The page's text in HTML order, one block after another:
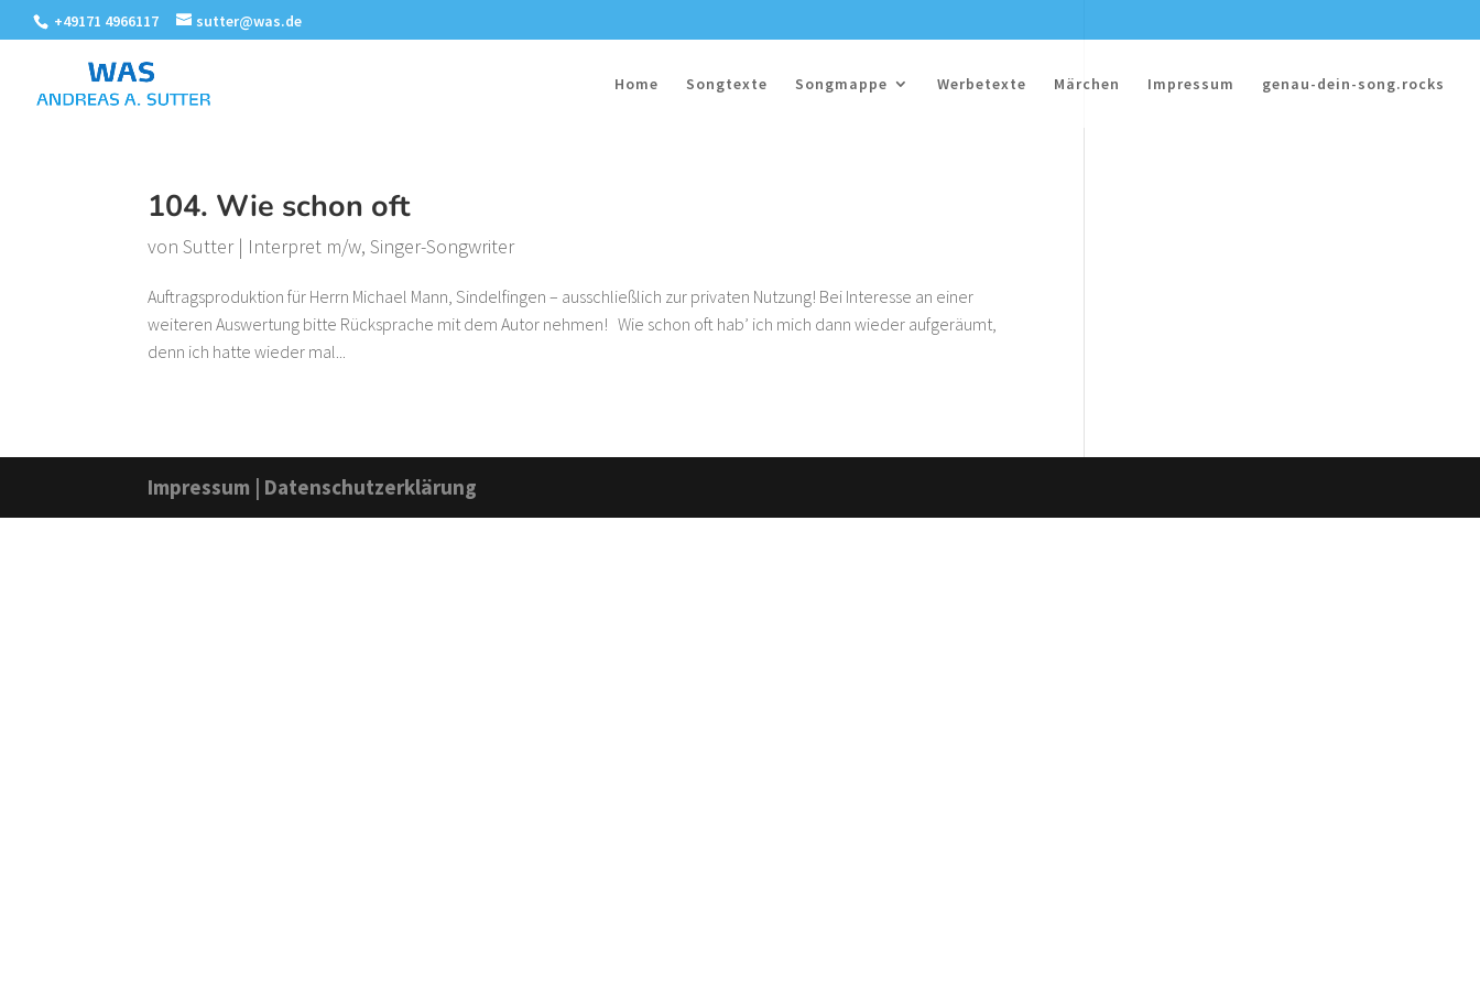
+49171 4966117 sutter@was.de
Home Songtexte Songmappe Werbetexte Märchen Impressum genau-dein-song.rocks
104. Wie schon oft
vonSutter| Interpret m/w,Singer-Songwriter
Auftragsproduktion für Herrn Michael Mann, Sindelfingen – ausschließlich zur privaten Nutzung! Bei Interesse an einer
weiteren Auswertung bitte Rücksprache mit dem Autor nehmen! Wie schon oft hab’ ich mich dann wieder aufgeräumt,
denn ich hatte wieder mal...
Impressum | Datenschutzerklärung